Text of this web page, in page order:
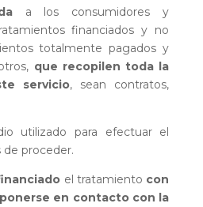
a los consumidores y
financiados y no
totalmente pagados y
que recopilen toda la
servicio, sean contratos,
utilizado para efectuar el
de proceder.
el tratamiento con
ponerse en contacto con la